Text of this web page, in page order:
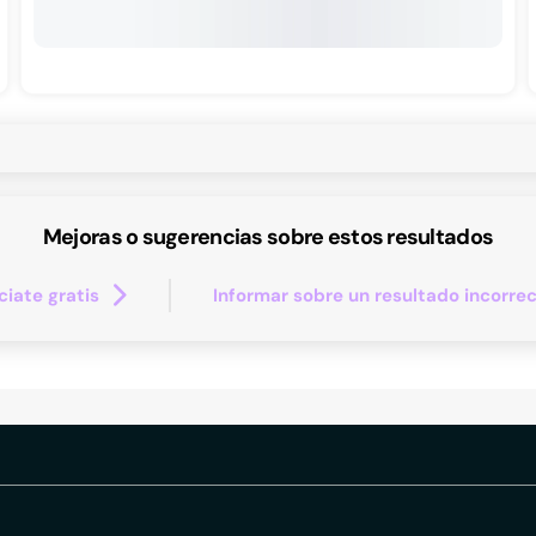
Mejoras o sugerencias sobre estos resultados
gratis Informar sobre un resultado